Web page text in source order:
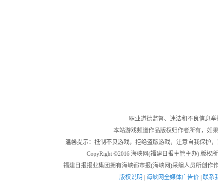
职业道德监督、违法和不良信息举
本站游戏频道作品版权归作者所有，如
温馨提示：抵制不良游戏，拒绝盗版游戏，注意自我保护
CopyRight ©2016 海峡网(福建日报主管主办) 版权
福建日报报业集团拥有海峡都市报(海峡网)采编人员所创作
版权说明
海峡网全媒体广告价 联系